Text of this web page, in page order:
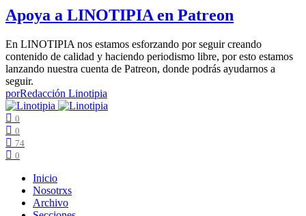
Apoya a LINOTIPIA en Patreon
En LINOTIPIA nos estamos esforzando por seguir creando
contenido de calidad y haciendo periodismo libre, por esto estamos
lanzando nuestra cuenta de Patreon, donde podrás ayudarnos a
seguir.
porRedacción Linotipia
0
0
74
0
Inicio
Nosotrxs
Archivo